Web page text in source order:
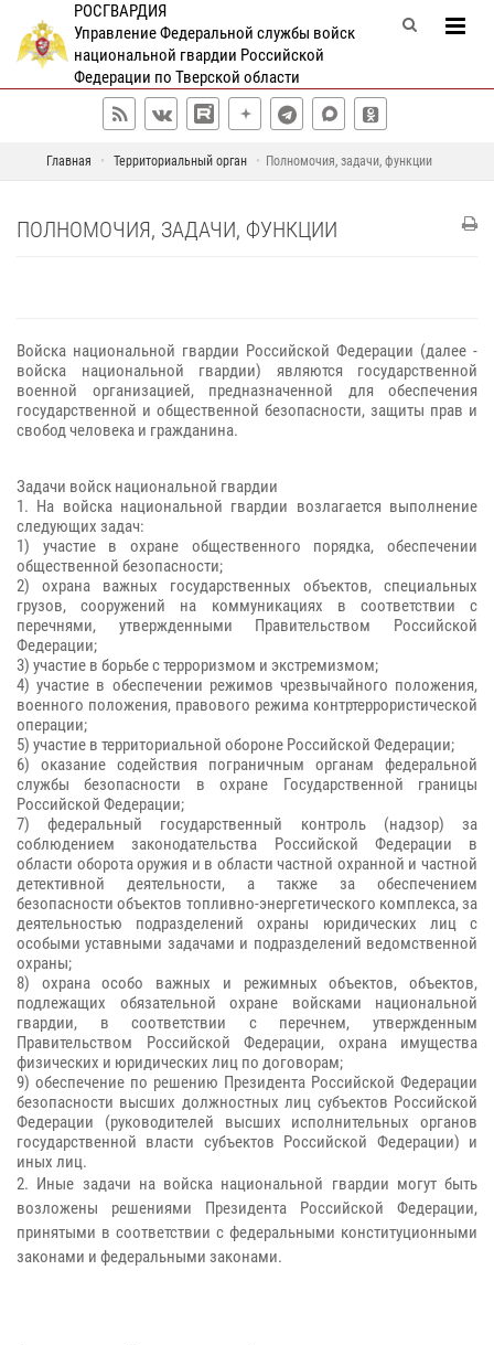
РОСГВАРДИЯ
Управление Федеральной службы войск
национальной гвардии Российской
Федерации по Тверской области
Главная Территориальный орган Полномочия, задачи, функции
ПОЛНОМОЧИЯ, ЗАДАЧИ, ФУНКЦИИ
Войска национальной гвардии Российской Федерации (далее -
войска национальной гвардии) являются государственной
военной организацией, предназначенной для обеспечения
государственной и общественной безопасности, защиты прав и
свобод человека и гражданина.
Задачи войск национальной гвардии
1. На войска национальной гвардии возлагается выполнение
следующих задач:
1) участие в охране общественного порядка, обеспечении
общественной безопасности;
2) охрана важных государственных объектов, специальных
грузов, сооружений на коммуникациях в соответствии с
перечнями, утвержденными Правительством Российской
Федерации;
3) участие в борьбе с терроризмом и экстремизмом;
4) участие в обеспечении режимов чрезвычайного положения,
военного положения, правового режима контртеррористической
операции;
5) участие в территориальной обороне Российской Федерации;
6) оказание содействия пограничным органам федеральной
службы безопасности в охране Государственной границы
Российской Федерации;
7) федеральный государственный контроль (надзор) за
соблюдением законодательства Российской Федерации в
области оборота оружия и в области частной охранной и частной
детективной деятельности, а также за обеспечением
безопасности объектов топливно-энергетического комплекса, за
деятельностью подразделений охраны юридических лиц с
особыми уставными задачами и подразделений ведомственной
охраны;
8) охрана особо важных и режимных объектов, объектов,
подлежащих обязательной охране войсками национальной
гвардии, в соответствии с перечнем, утвержденным
Правительством Российской Федерации, охрана имущества
физических и юридических лиц по договорам;
9) обеспечение по решению Президента Российской Федерации
безопасности высших должностных лиц субъектов Российской
Федерации (руководителей высших исполнительных органов
государственной власти субъектов Российской Федерации) и
иных лиц.
2. Иные задачи на войска национальной гвардии могут быть
возложены решениями Президента Российской Федерации,
принятыми в соответствии с федеральными конституционными
законами и федеральными законами.